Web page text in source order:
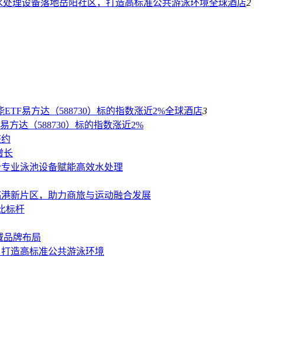
理设备落地岳阳社区，打造高标准公共游泳环境全球酒店2
易方达（588730）标的指数涨近2%全球酒店3
方达（588730）标的指数涨近2%
长
业泳池设备赋能高效水处理
新片区，助力商旅与运动融合发展
标杆
品牌布局
造高标准公共游泳环境